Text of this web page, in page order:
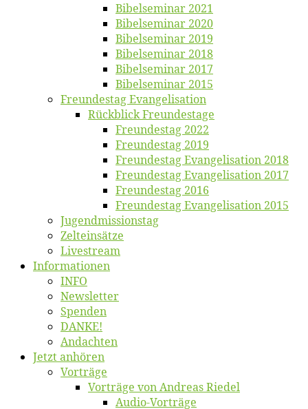
Bi­bel­se­mi­nar 2021
Bi­bel­se­mi­nar 2020
Bi­bel­se­mi­nar 2019
Bi­bel­se­mi­nar 2018
Bibelsemi­nar 2017
Bibelsemi­nar 2015
Freun­des­tag Evangelisation
Rück­blick Freundestage
Freun­des­tag 2022
Freun­des­tag 2019
Freun­des­tag Evan­ge­li­sa­ti­on 2018
Freun­des­tag Evan­ge­li­sa­ti­on 2017
Freun­des­tag 2016
Freun­des­tag Evan­ge­li­sa­ti­on 2015
Jugend­mis­sions­tag
Zelt­ein­sät­ze
Live­stream
Informatio­nen
INFO
News­let­ter
Spen­den
DANKE!
An­dach­ten
Jetzt an­hö­ren
Vor­trä­ge
Vor­trä­ge von An­dre­as Riedel
Au­dio-Vor­trä­ge